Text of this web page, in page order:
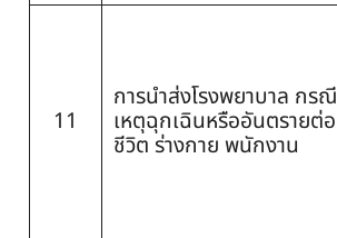
11
การนำส่งโรงพยาบาล กรณี
เหตุฉุกเฉินหรืออันตรายต่อ
ชีวิต ร่างกาย พนักงาน